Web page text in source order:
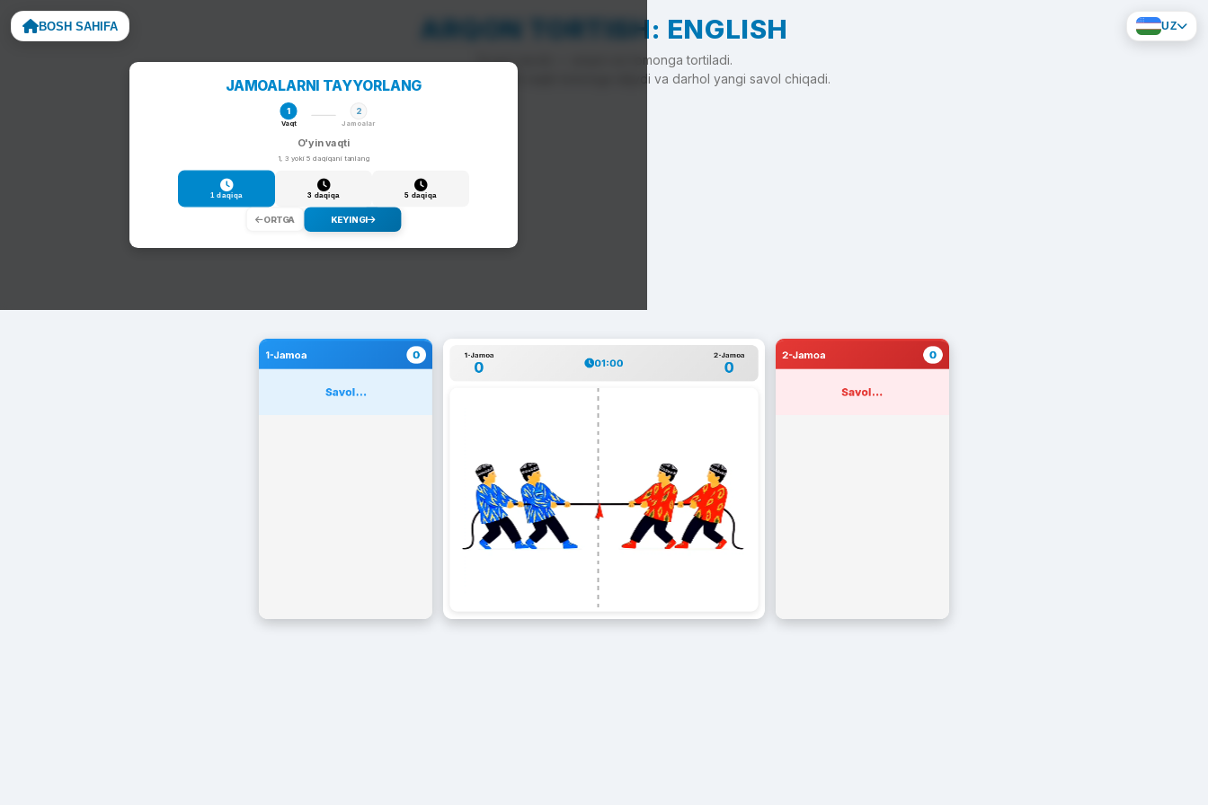
BOSH SAHIFA UZ
ARQON TORTISH: ENGLISH
To'g'ri javob — arqon siz tomonga tortiladi.
Noto'g'ri javob — arqon raqib tomonga siljiydi va darhol yangi savol chiqadi.
JAMOALARNI TAYYORLANG
1
Vaqt
2
Jamoalar
O'yin vaqti
1, 3 yoki 5 daqiqani tanlang
1 daqiqa 3 daqiqa 5 daqiqa
ORTGA KEYINGI
1-Jamoa 0
Savol...
1-Jamoa
0 01:00
2-Jamoa
0
2-Jamoa 0
Savol...